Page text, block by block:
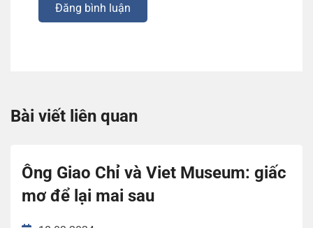
Đăng bình luận
Bài viết liên quan
Ông Giao Chỉ và Viet Museum: giấc
mơ để lại mai sau